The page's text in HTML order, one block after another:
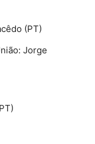
(PT)
Jorge